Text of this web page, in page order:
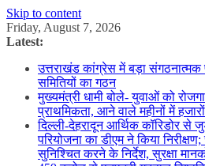
Skip to content
Friday, August 7, 2026
Latest:
उत्तराखंड कांग्रेस में बड़ा
समितियों का गठन
मुख्यमंत्री धामी बोले- युवाओं को
प्राथमिकता, आने वाले महीनों में हजारों
दिल्ली-देहरादून आर्थिक कॉरिडोर से
परियोजना का डीएम ने किया निरीक्षण;
सुनिश्चित करने के निर्देश, सुरक्षा